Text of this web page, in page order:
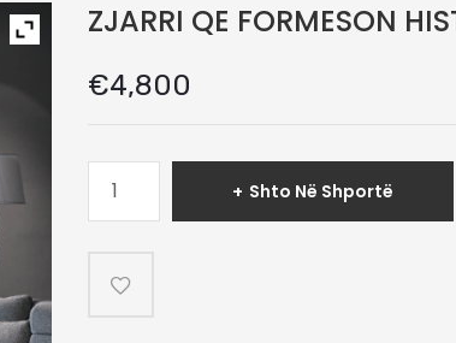
ZJARRI QE FORMESON
€4,800
ZJARRI
HISTORIN
Shto Në Shportë